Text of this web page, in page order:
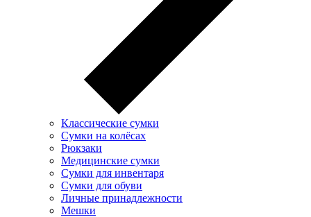
Классические сумки
Сумки на колёсах
Рюкзаки
Медицинские сумки
Сумки для инвентаря
Сумки для обуви
Личные принадлежности
Мешки